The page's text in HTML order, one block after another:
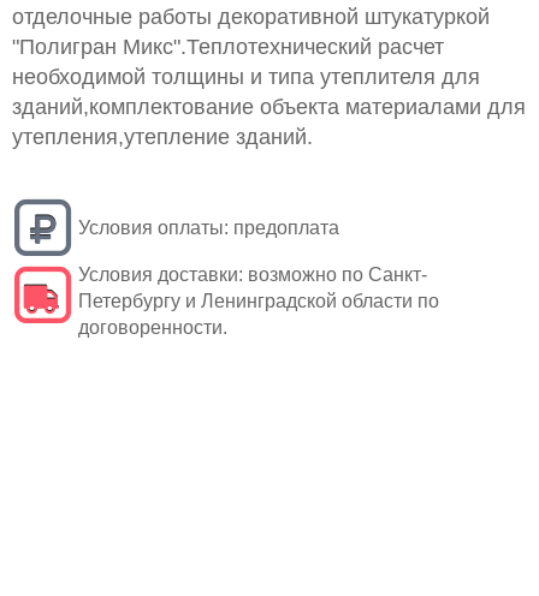
отделочные работы декоративной штукатуркой
"Полигран Микс".Теплотехнический расчет
необходимой толщины и типа утеплителя для
зданий,комплектование объекта материалами для
утепления,утепление зданий.
Условия оплаты: предоплата
Условия доставки: возможно по Санкт-
Петербургу и Ленинградской области по
договоренности.